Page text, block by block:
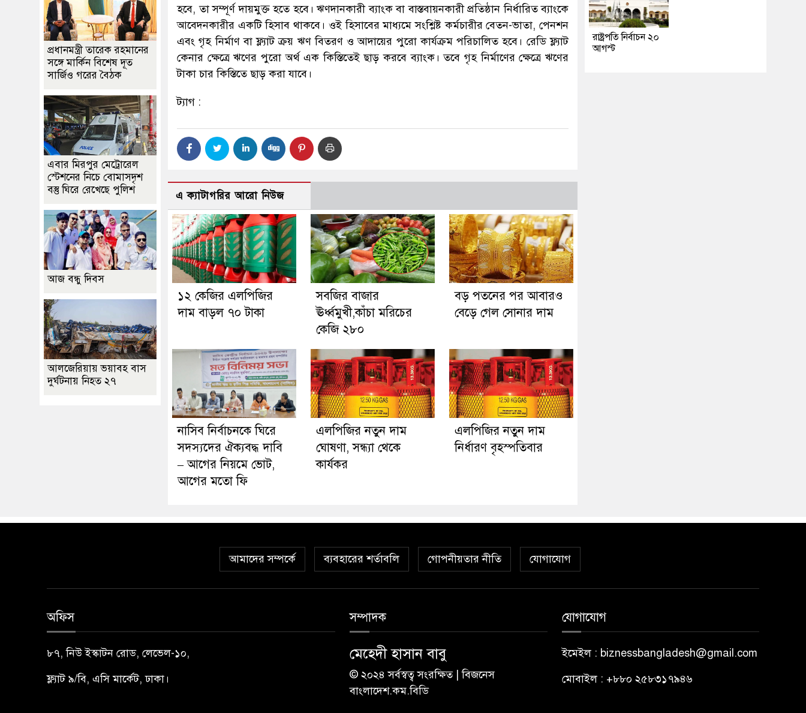
হবে, তা সম্পূর্ণ দায়মুক্ত হতে হবে। ঋণদানকারী ব্যাংক বা বাস্তবায়নকারী প্রতিষ্ঠান নির্ধারিত ব্যাংকে
আবেদনকারীর একটি হিসাব থাকবে। ওই হিসাবের মাধ্যমে সংশ্লিষ্ট কর্মচারীর বেতন-ভাতা, পেনশন
এবং গৃহ নির্মাণ বা ফ্ল্যাট ক্রয় ঋণ বিতরণ ও আদায়ের পুরো কার্যক্রম পরিচালিত হবে। রেডি ফ্ল্যাট
কেনার ক্ষেত্রে ঋণের পুরো অর্থ এক কিস্তিতেই ছাড় করবে ব্যাংক। তবে গৃহ নির্মাণের ক্ষেত্রে ঋণের
টাকা চার কিস্তিতে ছাড় করা যাবে।
ট্যাগ :
এ ক্যাটাগরির আরো নিউজ
১২ কেজির এলপিজির
দাম বাড়ল ৭০ টাকা
সবজির বাজার
ঊর্ধ্বমুখী,কাঁচা মরিচের
কেজি ২৮০
বড় পতনের পর আবারও
বেড়ে গেল সোনার দাম
নাসিব নির্বাচনকে ঘিরে
সদস্যদের ঐক্যবদ্ধ দাবি
– আগের নিয়মে ভোট,
আগের মতো ফি
এলপিজির নতুন দাম
ঘোষণা, সন্ধ্যা থেকে
কার্যকর
এলপিজির নতুন দাম
নির্ধারণ বৃহস্পতিবার
প্রধানমন্ত্রী তারেক রহমানের
সঙ্গে মার্কিন বিশেষ দূত
সার্জিও গরের বৈঠক
এবার মিরপুর মেট্রোরেল
স্টেশনের নিচে বোমাসদৃশ
বস্তু ঘিরে রেখেছে পুলিশ
আজ বন্ধু দিবস
আলজেরিয়ায় ভয়াবহ বাস
দুর্ঘটনায় নিহত ২৭
রাষ্ট্রপতি নির্বাচন ২০
আগস্ট
আমাদের সম্পর্কে ব্যবহারের শর্তাবলি গোপনীয়তার নীতি যোগাযোগ
অফিস
৮৭, নিউ ইস্কাটন রোড, লেভেল-১০,
ফ্ল্যাট ৯/বি, এসি মার্কেট, ঢাকা।
সম্পাদক
মেহেদী হাসান বাবু
© ২০২৪ সর্বস্বত্ব সংরক্ষিত | বিজনেস
বাংলাদেশ.কম.বিডি
যোগাযোগ
ইমেইল : biznessbangladesh@gmail.com
মোবাইল : +৮৮০ ২৫৮৩১৭৯৪৬